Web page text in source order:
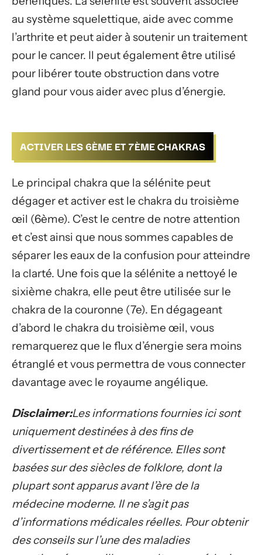
au système squelettique, aide avec comme
l’arthrite et peut aider à soutenir un traitement
pour le cancer. Il peut également être utilisé
pour libérer toute obstruction dans votre
gland pour vous aider avec plus d’énergie.
ACTIVER LES 6ÈME ET 7ÈME CHAKRAS
Le principal chakra que la sélénite peut
dégager et activer est le chakra du troisième
œil (6ème). C’est le centre de notre attention
et c’est ainsi que nous sommes capables de
séparer les eaux de la confusion pour atteindre
la clarté. Une fois que la sélénite a nettoyé le
sixième chakra, elle peut être utilisée sur le
chakra de la couronne (7e). En dégageant
d’abord le chakra du troisième œil, vous
remarquerez que le flux d’énergie sera moins
étranglé et vous permettra de vous connecter
davantage avec le royaume angélique.
Disclaimer:Les informations fournies ici sont
uniquement destinées à des fins de
divertissement et de référence. Elles sont
basées sur des siècles de folklore, dont la
plupart sont apparus avant l’ère de la
médecine moderne. Il ne s’agit pas
d’informations médicales réelles. Pour obtenir
des conseils sur l’une des maladies